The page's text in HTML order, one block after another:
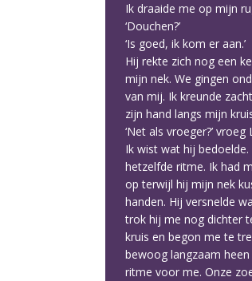
Ik draaide me op mijn
‘Douchen?’
‘Is goed, ik kom er aan.’
Hij rekte zich nog een
mijn nek. We gingen
van mij. Ik kreunde
zijn hand langs mijn
‘Net als vroeger?’ vroeg
Ik wist wat hij
hetzelfde ritme. Ik had
op terwijl hij mijn nek
handen. Hij versnelde
trok hij me nog dichter
kruis en begon me te
bewoog langzaam
ritme voor me. Onze